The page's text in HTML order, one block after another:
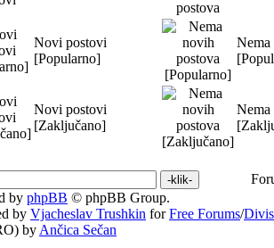
Novi postovi
[Popularno]
Nema
Novi postovi
[Zaključano]
Nema
by phpBB © phpBB Group.
by Vjacheslav Trushkin forFree Forums/
by Ančica Sečan